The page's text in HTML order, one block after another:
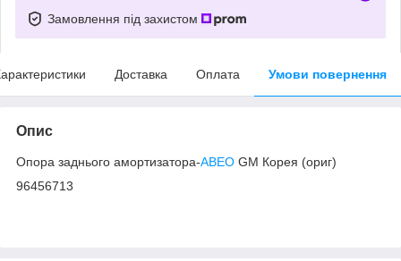
Замовлення під захистом
Доставка Оплата Умови повернення
Опис
Опора заднього амортизатора-АВЕО GM Корея (ориг)
96456713